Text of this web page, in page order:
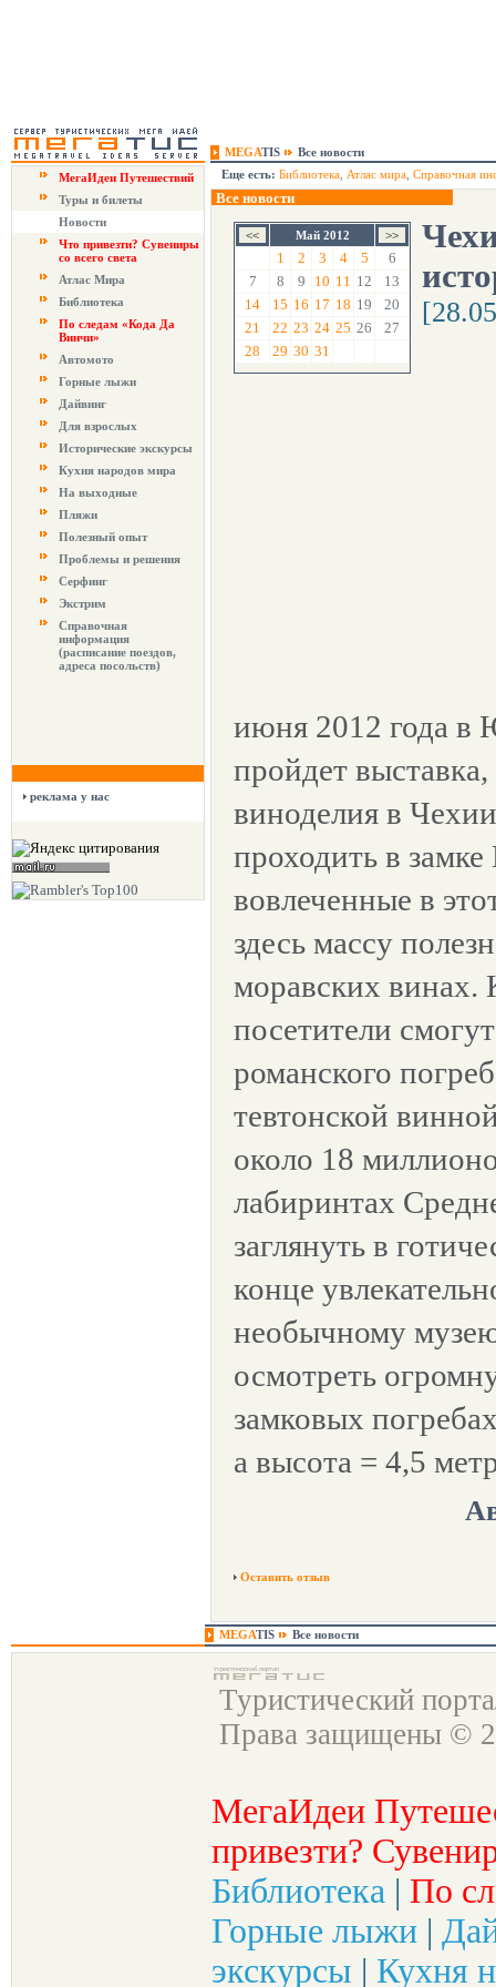
MEGATIS
Все новости
МегаИдеи Путешествий
Туры и билеты
Новости
Что привезти? Сувениры
со всего света
Атлас Мира
Библиотека
По следам «Кода Да
Винчи»
Автомото
Горные лыжи
Дайвинг
Для взрослых
Исторические экскурсы
Кухня народов мира
На выходные
Пляжи
Полезный опыт
Проблемы и решения
Серфинг
Экстрим
Справочная
информация
(расписание поездов,
адреса посольств)
реклама у нас
Еще есть: Библиотека Атлас мира Справочная
Все новости
Май 2012
1 2 3 4 5
6
7
8 9 10 11 12
13
14
15 16 17 18 19
20
21
22 23 24 25 26
27
28
29 30 31
июня 2012 года
пройдет
виноделия в
проходить в
вовлеченные в
здесь массу
моравских винах.
посетители
романского
тевтонской
около 18
лабиринтах
заглянуть в
конце
необычному
осмотреть
замковых
а высота = 4,5
Оставить отзыв
MEGATIS Все новости
Туристический
Права защищены ©
МегаИдеи
привезти?
Библиотека | По
Горные лыжи |
экскурсы | Кухня